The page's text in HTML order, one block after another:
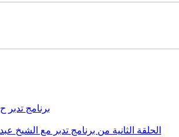
برنامج تدبر ح 3/ الشيخ أحمد الوافي
الحلقة الثانية من برنامج تدبر مع الشيخ